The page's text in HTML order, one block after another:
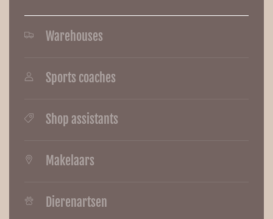
Warehouses
Sports coaches
Shop assistants
Makelaars
Dierenartsen